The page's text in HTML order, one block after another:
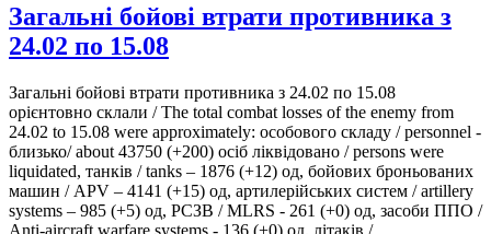
Загальні бойові втрати противника з
24.02 по 15.08
Загальні бойові втрати противника з 24.02 по 15.08
орієнтовно склали / The total combat losses of the enemy from
24.02 to 15.08 were approximately: особового складу / personnel -
близько/ about 43750 (+200) осіб ліквідовано / persons were
liquidated, танків / tanks ‒ 1876 (+12) од, бойових броньованих
машин / APV ‒ 4141 (+15) од, артилерійських систем / artillery
systems – 985 (+5) од, РСЗВ / MLRS - 261 (+0) од, засоби ППО /
Anti-aircraft warfare systems - 136 (+0) од, літаків /